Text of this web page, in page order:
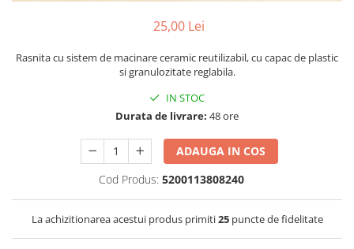
REMEDII NATURISTE
25,00 Lei
Rasnita cu sistem de macinare ceramic reutilizabil, cu capac de plastic
si granulozitate reglabila.
IN STOC
Durata de livrare: 48 ore
ADAUGA IN COS
Cod Produs: 5200113808240
La achizitionarea acestui produs primiti25puncte de fidelitate